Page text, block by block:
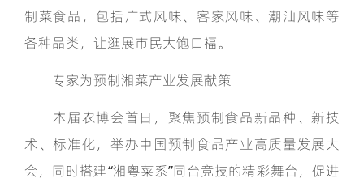
制菜食品，包括广式风味、客家风味、潮汕风味等
各种品类，让逛展市民大饱口福。
专家为预制湘菜产业发展献策
本届农博会首日，聚焦预制食品新品种、新技
术、标准化，举办中国预制食品产业高质量发展大
会，同时搭建“湘粤菜系”同台竞技的精彩舞台，促进